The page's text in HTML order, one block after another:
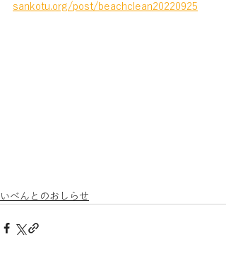
sankotu.org/post/beachclean20220925
いべんとのおしらせ